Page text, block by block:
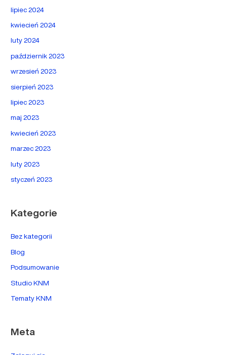
lipiec 2024
kwiecień 2024
luty 2024
październik 2023
wrzesień 2023
sierpień 2023
lipiec 2023
maj 2023
kwiecień 2023
marzec 2023
luty 2023
styczeń 2023
Kategorie
Bez kategorii
Blog
Podsumowanie
Studio KNM
Tematy KNM
Meta